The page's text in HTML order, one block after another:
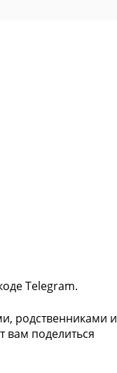
Telegram.
родственниками и
вам поделиться